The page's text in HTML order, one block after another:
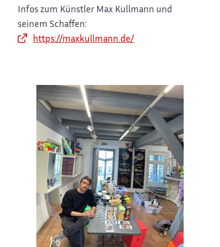
Infos zum Künstler Max Kullmann und
seinem Schaffen:
https://maxkullmann.de/